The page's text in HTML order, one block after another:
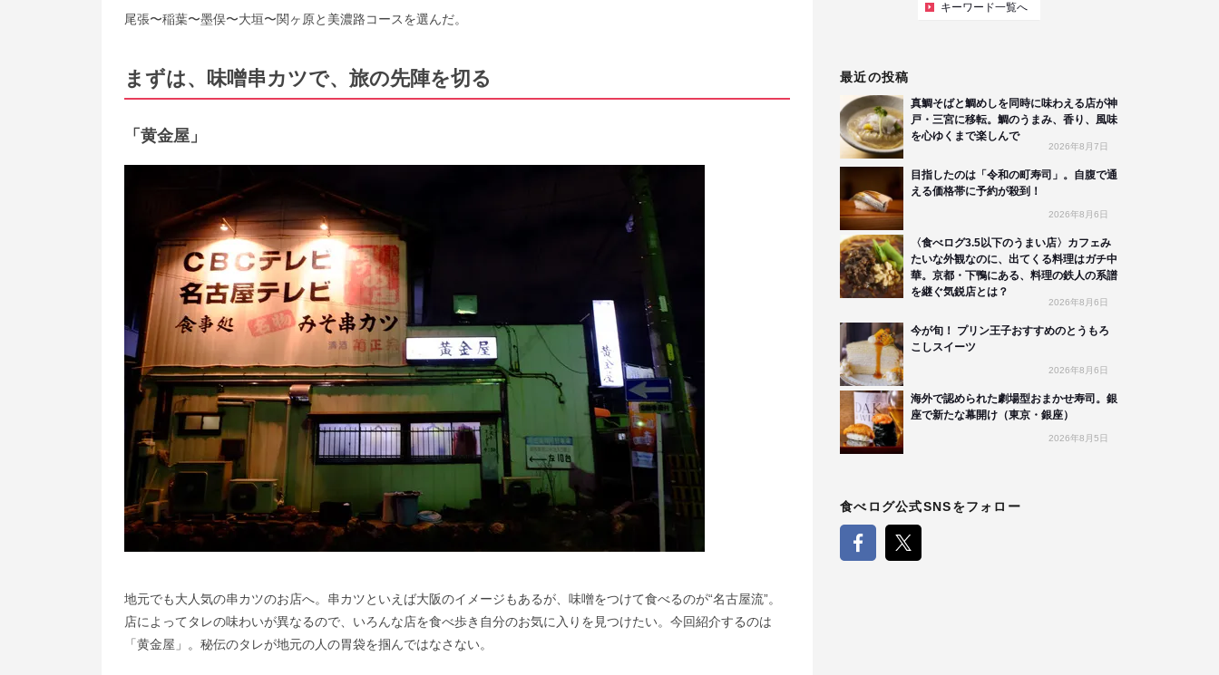
尾張〜稲葉〜墨俣〜大垣〜関ヶ原と美濃路コースを選んだ。
まずは、味噌串カツで、旅の先陣を切る
「黄金屋」
地元でも大人気の串カツのお店へ。串カツといえば大阪のイメージもあるが、味噌をつけて食べるのが“名古屋流”。
店によってタレの味わいが異なるので、いろんな店を食べ歩き自分のお気に入りを見つけたい。今回紹介するのは
「黄金屋」。秘伝のタレが地元の人の胃袋を掴んではなさない。
キーワード一覧へ
最近の投稿
真鯛そばと鯛めしを同時に味わえる店が神
戸・三宮に移転。鯛のうまみ、香り、風味
を心ゆくまで楽しんで
2026年8月7日
目指したのは「令和の町寿司」。自腹で通
える価格帯に予約が殺到！
2026年8月6日
〈食べログ3.5以下のうまい店〉カフェみ
たいな外観なのに、出てくる料理はガチ中
華。京都・下鴨にある、料理の鉄人の系譜
を継ぐ気鋭店とは？
2026年8月6日
今が旬！ プリン王子おすすめのとうもろ
こしスイーツ
2026年8月6日
海外で認められた劇場型おまかせ寿司。銀
座で新たな幕開け（東京・銀座）
2026年8月5日
食べログ公式SNSをフォロー